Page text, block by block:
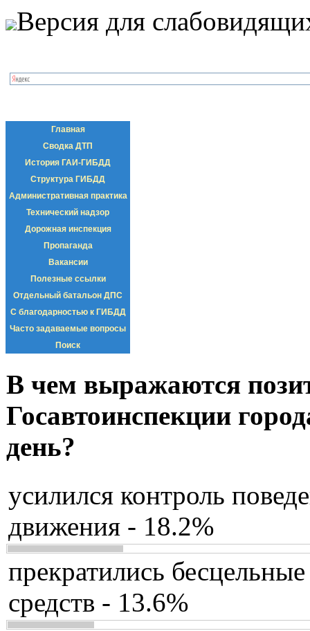
Версия для
Главная
Сводка ДТП
История ГАИ-ГИБДД
Структура ГИБДД
Административная практика
Технический надзор
Дорожная инспекция
Пропаганда
Вакансии
Полезные ссылки
Отдельный батальон ДПС
С благодарностью к ГИБДД
Часто задаваемые вопросы
Поиск
В чем выражаются
Госавтоинспекции
день?
усилился контроль
движения - 18.2%
прекратились
средств - 13.6%